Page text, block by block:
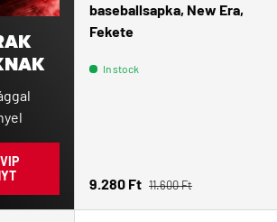
baseballsapka, New Era,
Fekete
In stock
Sale price
9.280 Ft Regular price
11.600 Ft